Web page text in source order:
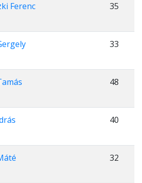
Ferenc 35
33
48
40
32